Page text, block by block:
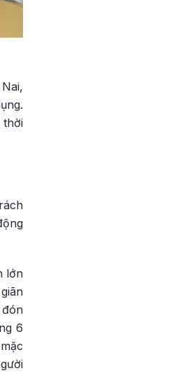
thời
lớn
6